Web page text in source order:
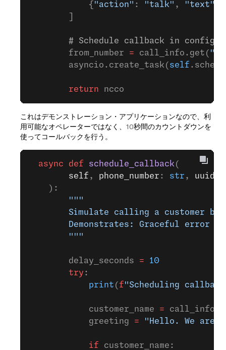
            {
"action" : "talk" , "text"
# Schedule callback in
        from_number
= call_info.get(
        asyncio.create_task(
self
        return
ncco
これはデモンストレーション・アプリケーションなので、利
用可能なオペレーターではなく、10秒間のカウントダウンを
使ってコールバックを行う。
  async
def schedule_callback (
        self
, phone_number : str , uuid
    ):
        """
Simulate calling a customer
Demonstrates: Graceful error
        """
        delay_seconds
= 10
        try
:
            print
(f"Scheduling
            customer_name
=
            greeting
= "Hello. We are
            if
customer_name: